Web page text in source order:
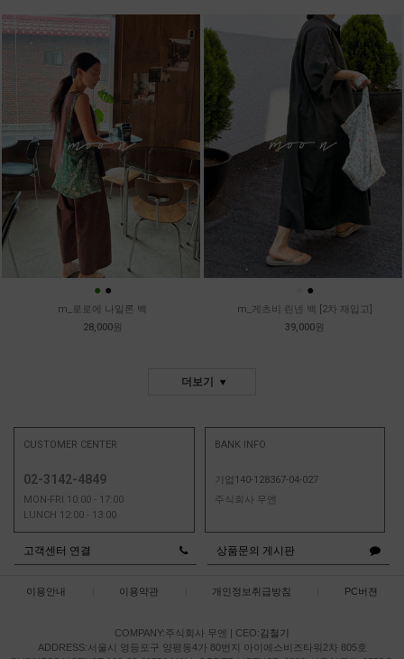
● ●
m_로로에 나일론 백
28,000원
●
m_게츠비 린넨 백 [2차 재입고]
39,000원
더보기
CUSTOMER CENTER
02-3142-4849
MON-FRI 10:00 - 17:00
LUNCH 12:00 - 13:00
BANK INFO
기업140-128367-04-027
주식회사 무엔
고객센터 연결 상품문의 게시판
이용안내 이용약관 개인정보취급방침 PC버젼
COMPANY:주식회사 무엔 | CEO:김철기
ADDRESS:서울시 영등포구 양평동4가 80번지 아이에스비즈타워2차 805호